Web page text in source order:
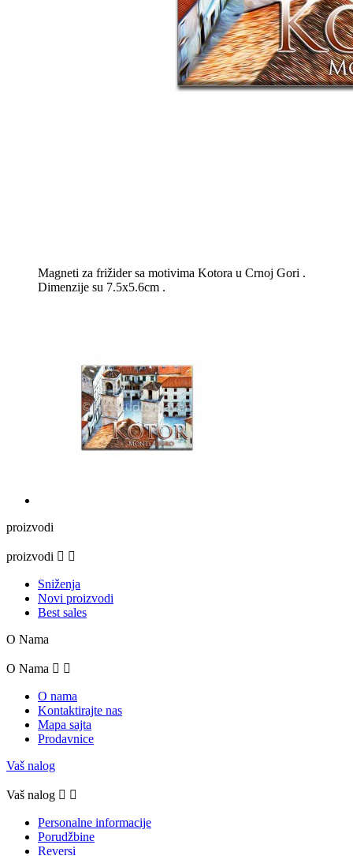
Magneti za frižider sa motivima Kotora u Crnoj Gori .
Dimenzije su 7.5x5.6cm .
proizvodi
proizvodi  
Sniženja
Novi proizvodi
Best sales
O Nama
O Nama  
O nama
Kontaktirajte nas
Mapa sajta
Prodavnice
Vaš nalog
Vaš nalog  
Personalne informacije
Porudžbine
Reversi